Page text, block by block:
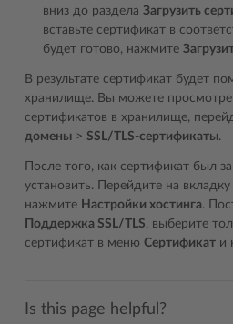
вниз до раздела Загрузить
вставьте сертификат в
будет готово, нажмите
В результате сертификат будет
хранилище. Вы можете
сертификатов в хранилище,
домены > SSL/TLS-сертификаты.
После того, как сертификат был
установить. Перейдите на вкладку
нажмите Настройки хостинга.
Поддержка SSL/TLS, выберите
сертификат в меню Сертификат и
Is this page helpful?